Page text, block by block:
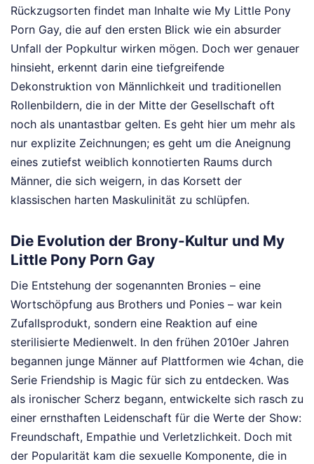
Rückzugsorten findet man Inhalte wie My Little Pony
Porn Gay, die auf den ersten Blick wie ein absurder
Unfall der Popkultur wirken mögen. Doch wer genauer
hinsieht, erkennt darin eine tiefgreifende
Dekonstruktion von Männlichkeit und traditionellen
Rollenbildern, die in der Mitte der Gesellschaft oft
noch als unantastbar gelten. Es geht hier um mehr als
nur explizite Zeichnungen; es geht um die Aneignung
eines zutiefst weiblich konnotierten Raums durch
Männer, die sich weigern, in das Korsett der
klassischen harten Maskulinität zu schlüpfen.
Die Evolution der Brony-Kultur und My
Little Pony Porn Gay
Die Entstehung der sogenannten Bronies – eine
Wortschöpfung aus Brothers und Ponies – war kein
Zufallsprodukt, sondern eine Reaktion auf eine
sterilisierte Medienwelt. In den frühen 2010er Jahren
begannen junge Männer auf Plattformen wie 4chan, die
Serie Friendship is Magic für sich zu entdecken. Was
als ironischer Scherz begann, entwickelte sich rasch zu
einer ernsthaften Leidenschaft für die Werte der Show:
Freundschaft, Empathie und Verletzlichkeit. Doch mit
der Popularität kam die sexuelle Komponente, die in